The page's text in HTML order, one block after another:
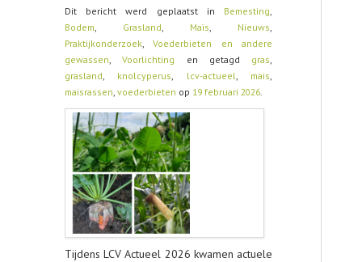
Dit bericht werd geplaatst in Bemesting,
Bodem, Grasland, Maïs, Nieuws,
Praktijkonderzoek,Voederbieten en andere
gewassen,Voorlichting en getagd gras,
grasland, knolcyperus, lcv-actueel, mais,
maisrassen, voederbieten op 19 februari 2026.
Tijdens LCV Actueel 2026 kwamen actuele